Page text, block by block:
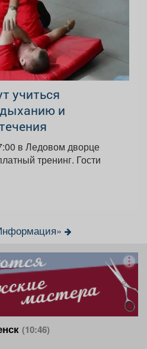
учиться
и
в Ледовом дворце
тренинг. Гости
(10:46)